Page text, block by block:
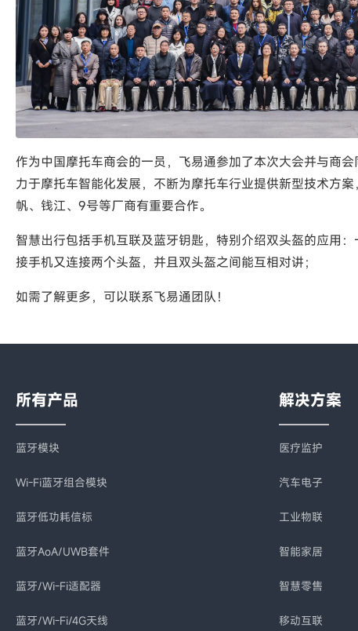
作为中国摩托车商会的一员，飞易通参加了本次大会并与商
力于摩托车智能化发展，不断为摩托车行业提供新型技术方
帆、钱江、9号等厂商有重要合作。
智慧出行包括手机互联及蓝牙钥匙，特别介绍双头盔的应用
接手机又连接两个头盔，并且双头盔之间能互相对讲；
如需了解更多，可以联系飞易通团队！
所有产品
蓝牙模块
Wi-Fi蓝牙组合模块
蓝牙低功耗信标
蓝牙AoA/UWB套件
蓝牙/Wi-Fi适配器
蓝牙/Wi-Fi/4G天线
解决方案
医疗监护
汽车电子
工业物联
智能家居
智慧零售
移动互联